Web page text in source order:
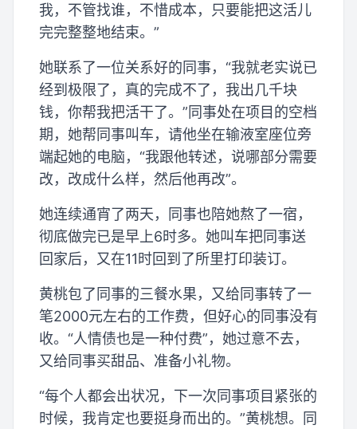
我，不管找谁，不惜成本，只要能把这活儿
完完整整地结束。”
她联系了一位关系好的同事，“我就老实说已
经到极限了，真的完成不了，我出几千块
钱，你帮我把活干了。”同事处在项目的空档
期，她帮同事叫车，请他坐在输液室座位旁
端起她的电脑，“我跟他转述，说哪部分需要
改，改成什么样，然后他再改”。
她连续通宵了两天，同事也陪她熬了一宿，
彻底做完已是早上6时多。她叫车把同事送
回家后，又在11时回到了所里打印装订。
黄桃包了同事的三餐水果，又给同事转了一
笔2000元左右的工作费，但好心的同事没有
收。“人情债也是一种付费”，她过意不去，
又给同事买甜品、准备小礼物。
“每个人都会出状况，下一次同事项目紧张的
时候，我肯定也要挺身而出的。”黄桃想。同